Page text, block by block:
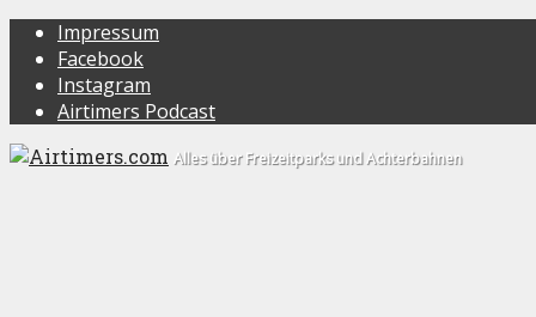
Impressum
Facebook
Instagram
Airtimers Podcast
Alles über Freizeitparks und Achterbahnen